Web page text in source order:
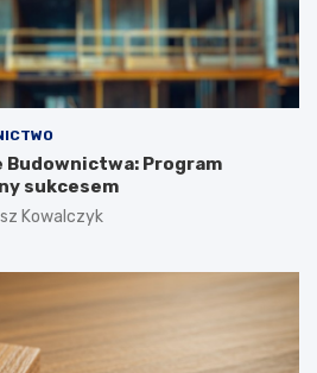
Budownictwa: Program
sukcesem
Kowalczyk